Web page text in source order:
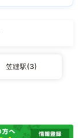
笠縫駅(3)